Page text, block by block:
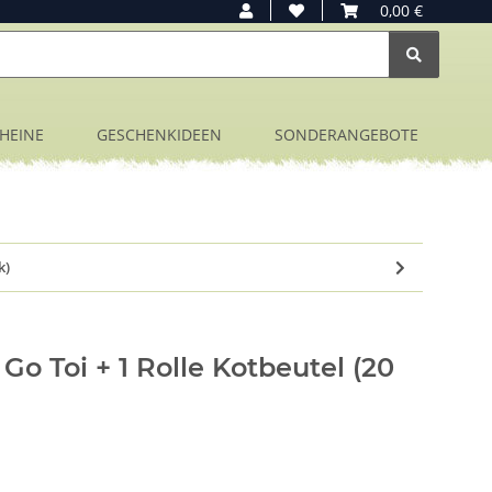
0,00 €
GESCHENKIDEEN SONDERANGEBOTE
Toi + 1 Rolle Kotbeutel (20